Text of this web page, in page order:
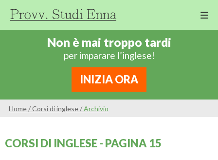
Non è mai troppo tardi
per imparare l’inglese!
INIZIA ORA
Home/Corsi di inglese/Archivio
CORSI DI INGLESE - PAGINA 15